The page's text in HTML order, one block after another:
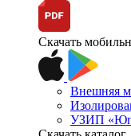
Скачать
Внешняя
УЗИП